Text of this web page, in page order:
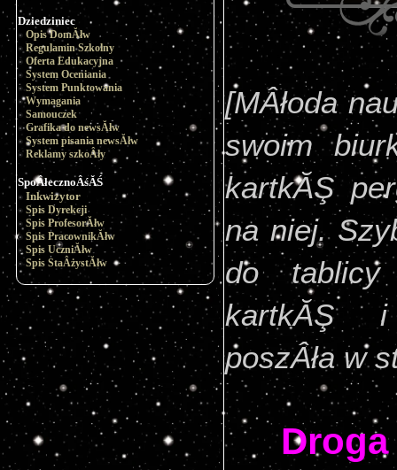
Dziedziniec
Opis DomĂłw
Regulamin Szkolny
Oferta Edukacyjna
System Oceniania
System Punktowania
Wymagania
Samouczek
Grafika do newsĂłw
System pisania newsĂłw
Reklamy szkoÂły
SpoÂłecznoÂśĂŚ
Inkwizytor
Spis Dyrekcji
Spis ProfesorĂłw
Spis PracownikĂłw
Spis UczniĂłw
Spis StaÂżystĂłw
[MÂłoda
swoim
kartkĂŞ
na niej.
do tablicy
kartkĂŞ i
poszÂła w